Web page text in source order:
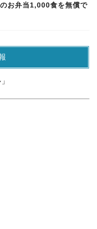
お弁当1,000食を無償で